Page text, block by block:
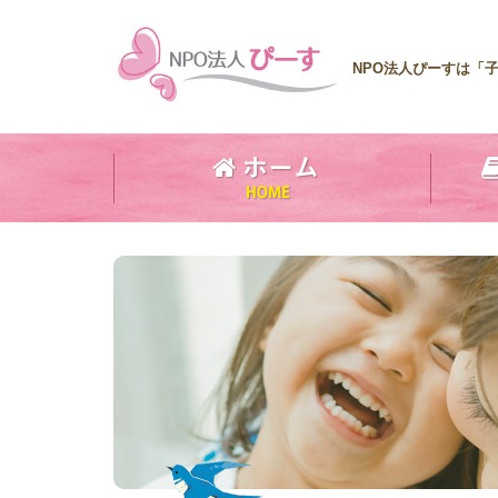
NPO法人ぴーすは「